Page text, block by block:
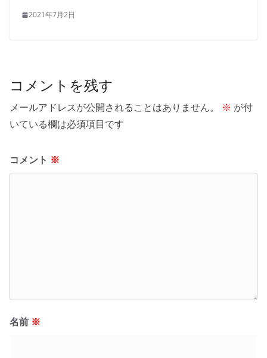
2021年7月2日
コメントを残す
メールアドレスが公開されることはありません。 ※ が付
いている欄は必須項目です
コメント ※
名前 ※